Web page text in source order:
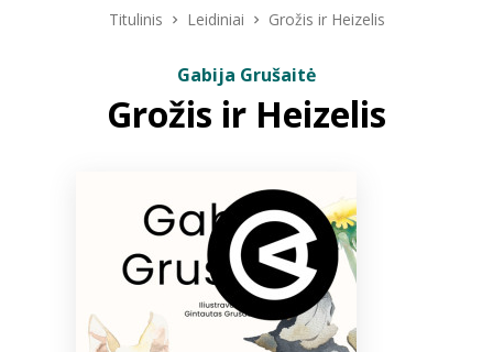
ELVIS atvyksta
Bibliotekoms
Titulinis Leidiniai Grožis ir Heizelis
Gabija Grušaitė
Grožis ir Heizelis